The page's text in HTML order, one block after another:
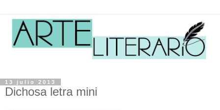
13 julio 2013
Dichosa letra mini